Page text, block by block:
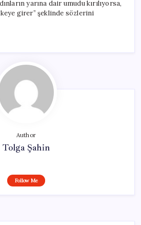
yarına dair umudu kırılıyorsa,
girer” şeklinde sözlerini
Author
Tolga Şahin
Follow Me